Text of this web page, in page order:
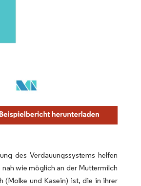
des Verdauungssystems helfen
wie möglich an der Muttermilch
(Molke und Kasein) ist, die in ihrer